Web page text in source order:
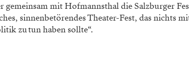
gemeinsam mit Hofmannsthal die Salzburger
sinnenbetörendes Theater-Fest, das nichts
zu tun haben sollte“.